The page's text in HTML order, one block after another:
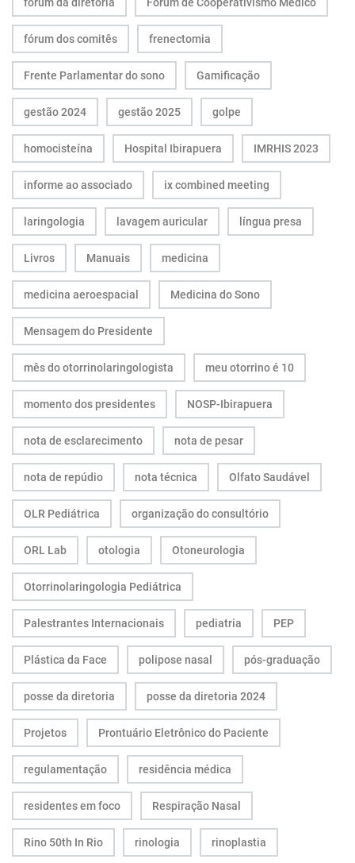
fórum dos comitês frenectomia
Frente Parlamentar do sono Gamificação
gestão 2024 gestão 2025 golpe
homocisteína Hospital Ibirapuera IMRHIS 2023
informe ao associado ix combined meeting
laringologia lavagem auricular língua presa
Livros Manuais medicina
medicina aeroespacial Medicina do Sono
Mensagem do Presidente
mês do otorrinolaringologista meu otorrino é 10
momento dos presidentes NOSP-Ibirapuera
nota de esclarecimento nota de pesar
nota de repúdio nota técnica Olfato Saudável
OLR Pediátrica organização do consultório
ORL Lab otologia Otoneurologia
Otorrinolaringologia Pediátrica
Palestrantes Internacionais pediatria PEP
Plástica da Face polipose nasal pós-graduação
posse da diretoria posse da diretoria 2024
Projetos Prontuário Eletrônico do Paciente
regulamentação residência médica
residentes em foco Respiração Nasal
Rino 50th In Rio rinologia rinoplastia